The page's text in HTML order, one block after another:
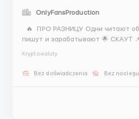
OnlyFansProduction
пишут и зарабатывают 🌟 СКАУТ 📌 поиск моделей
бонусы 🕒 5/2 + 2 субботы 👉 реши, к каким ты 📲
Kryptowaluty
Bez doświadczenia Bez noclegu